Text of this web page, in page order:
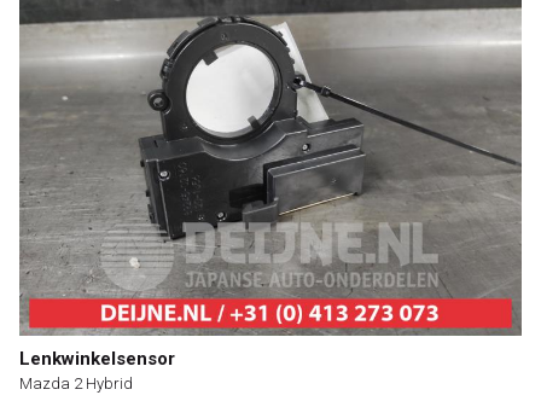
Lenkwinkelsensor
Mazda 2 Hybrid